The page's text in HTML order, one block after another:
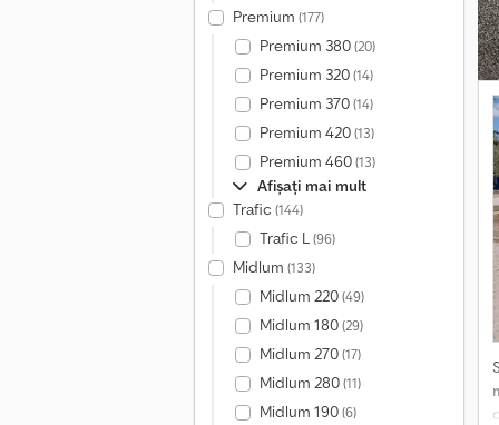
Premium (177)
Premium 380(20)
Premium 320(14)
Premium 370(14)
Premium 420(13)
Premium 460(13)
Afișați mai mult
Trafic (144)
Trafic L(96)
Midlum (133)
Midlum 220(49)
Midlum 180(29)
Midlum 270(17)
Midlum 280(11)
Midlum 190(6)